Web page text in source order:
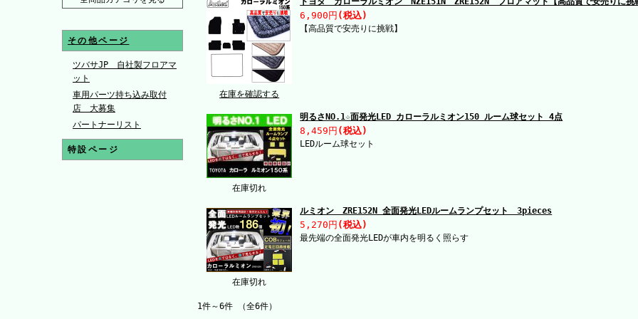
その他ページ
ツバサJP 自社製フロアマ
ット
車用パーツ持ち込み取付
店 大募集
パートナーリスト
特設ページ
在庫を確認する
6,900円 (税込)
【高品質で安売りに挑戦】
在庫切れ
明るさNO.1☆面発光LED カローラルミオン150 ルーム球セット 4点
8,459円 (税込)
LEDルーム球セット
在庫切れ
ルミオン ZRE152N 全面発光LEDルームランプセット 3pieces
5,270円 (税込)
最先端の全面発光LEDが車内を明るく照らす
1件～6件 （全6件）